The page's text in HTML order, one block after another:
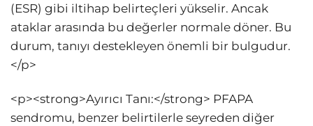
(ESR) gibi iltihap belirteçleri yükselir. Ancak
ataklar arasında bu değerler normale döner. Bu
durum, tanıyı destekleyen önemli bir bulgudur.
</p>
<p><strong>Ayırıcı Tanı:</strong> PFAPA
sendromu, benzer belirtilerle seyreden diğer